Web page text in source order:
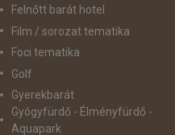
Felnőtt barát hotel
Film / sorozat tematika
Foci tematika
Golf
Gyerekbarát
Gyógyfürdő - Élményfürdő -
Aquapark